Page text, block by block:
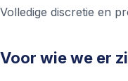
Volledige discretie en
Voor wie we er